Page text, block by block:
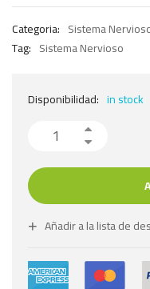
Categoria: Sistema
Tag: Sistema Nervioso
Disponibilidad: in stock
Añadir a la lista de